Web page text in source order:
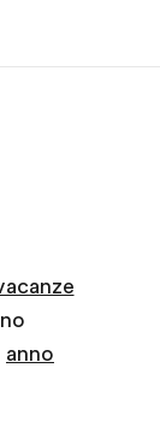
anno